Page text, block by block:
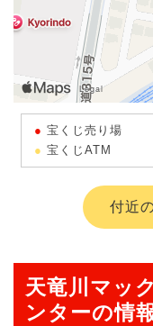
宝くじ売り場
宝くじATM
付近
天竜川マッ
ンターの情